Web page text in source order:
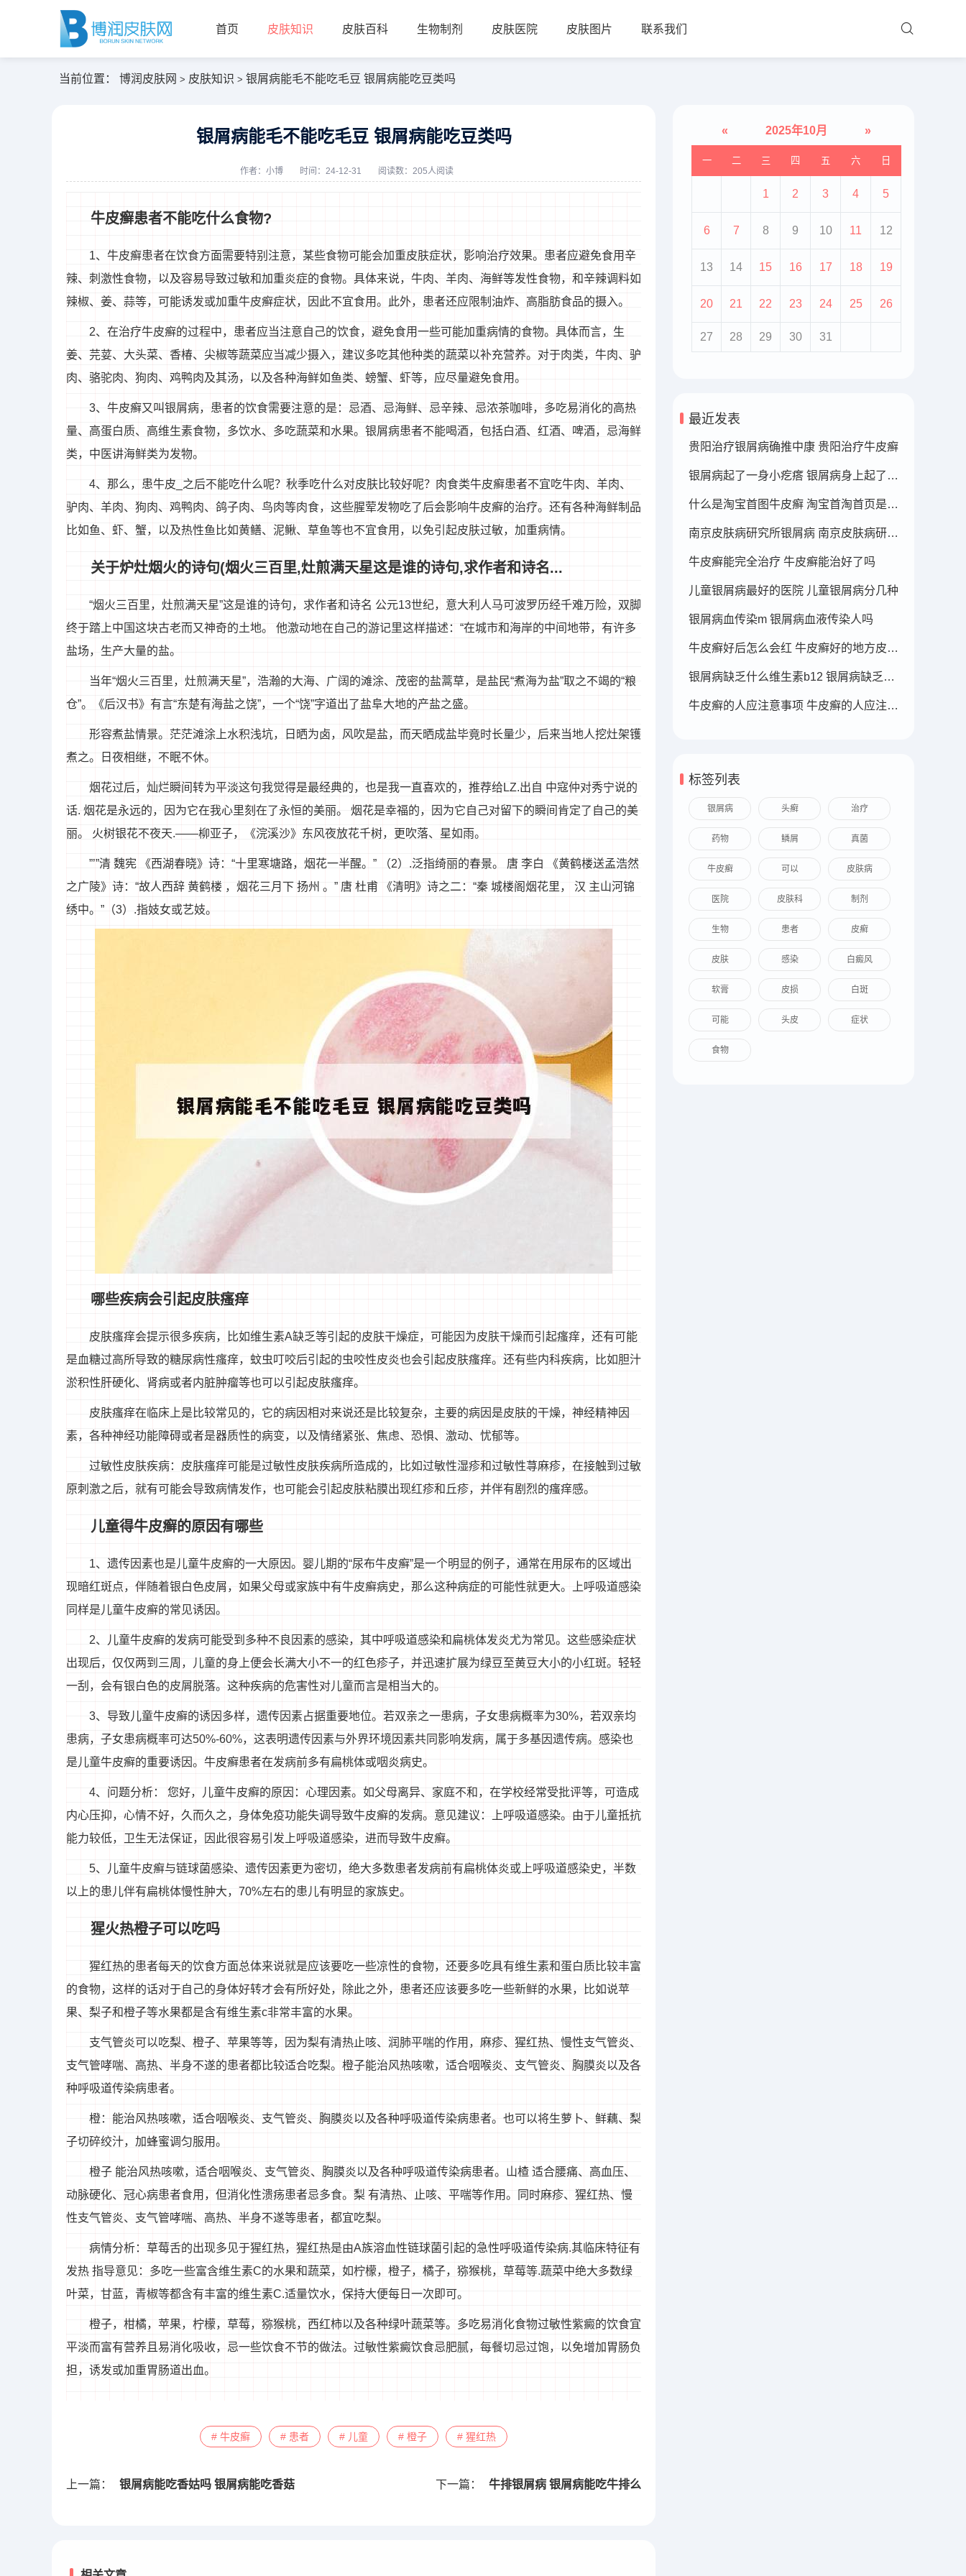
首页 皮肤知识 皮肤百科 生物制剂 皮肤医院 皮肤图片 联系我们
当前位置： 博润皮肤网 > 皮肤知识 > 银屑病能毛不能吃毛豆 银屑病能吃豆类吗
银屑病能毛不能吃毛豆 银屑病能吃豆类吗
作者： 小博 时间：24-12-31 阅读数：205人阅读
牛皮癣患者不能吃什么食物?
1、牛皮癣患者在饮食方面需要特别注意，某些食物可能会加重皮肤症状，影响治疗效果。患者应避免食用辛
辣、刺激性食物，以及容易导致过敏和加重炎症的食物。具体来说，牛肉、羊肉、海鲜等发性食物，和辛辣调料如
辣椒、姜、蒜等，可能诱发或加重牛皮癣症状，因此不宜食用。此外，患者还应限制油炸、高脂肪食品的摄入。
2、在治疗牛皮癣的过程中，患者应当注意自己的饮食，避免食用一些可能加重病情的食物。具体而言，生
姜、芫荽、大头菜、香椿、尖椒等蔬菜应当减少摄入，建议多吃其他种类的蔬菜以补充营养。对于肉类，牛肉、驴
肉、骆驼肉、狗肉、鸡鸭肉及其汤，以及各种海鲜如鱼类、螃蟹、虾等，应尽量避免食用。
3、牛皮癣又叫银屑病，患者的饮食需要注意的是：忌酒、忌海鲜、忌辛辣、忌浓茶咖啡，多吃易消化的高热
量、高蛋白质、高维生素食物，多饮水、多吃蔬菜和水果。银屑病患者不能喝酒，包括白酒、红酒、啤酒，忌海鲜
类，中医讲海鲜类为发物。
4、那么，患牛皮_之后不能吃什么呢？秋季吃什么对皮肤比较好呢？肉食类牛皮癣患者不宜吃牛肉、羊肉、
驴肉、羊肉、狗肉、鸡鸭肉、鸽子肉、鸟肉等肉食，这些腥荤发物吃了后会影响牛皮癣的治疗。还有各种海鲜制品
比如鱼、虾、蟹，以及热性鱼比如黄鳝、泥鳅、草鱼等也不宜食用，以免引起皮肤过敏，加重病情。
关于炉灶烟火的诗句(烟火三百里,灶煎满天星这是谁的诗句,求作者和诗名...
“烟火三百里，灶煎满天星”这是谁的诗句，求作者和诗名 公元13世纪，意大利人马可波罗历经千难万险，双脚
终于踏上中国这块古老而又神奇的土地。 他激动地在自己的游记里这样描述：“在城市和海岸的中间地带，有许多
盐场，生产大量的盐。
当年“烟火三百里，灶煎满天星”，浩瀚的大海、广阔的滩涂、茂密的盐蒿草，是盐民“煮海为盐”取之不竭的“粮
仓”。《后汉书》有言“东楚有海盐之饶”，一个“饶”字道出了盐阜大地的产盐之盛。
形容煮盐情景。茫茫滩涂上水积浅坑，日晒为卤，风吹是盐，而天晒成盐毕竟时长量少，后来当地人挖灶架镬
煮之。日夜相继，不眠不休。
烟花过后，灿烂瞬间转为平淡这句我觉得是最经典的，也是我一直喜欢的，推荐给LZ.出自 中寇仲对秀宁说的
话. 烟花是永远的，因为它在我心里刻在了永恒的美丽。 烟花是幸福的，因为它自己对留下的瞬间肯定了自己的美
丽。 火树银花不夜天.——柳亚子，《浣溪沙》东风夜放花千树，更吹落、星如雨。
”’”清 魏宪 《西湖春晓》诗：“十里寒塘路，烟花一半醒。” （2）.泛指绮丽的春景。 唐 李白 《黄鹤楼送孟浩然
之广陵》诗：“故人西辞 黄鹤楼 ，烟花三月下 扬州 。” 唐 杜甫 《清明》诗之二：“秦 城楼阁烟花里， 汉 主山河锦
绣中。”（3）.指妓女或艺妓。
哪些疾病会引起皮肤瘙痒
皮肤瘙痒会提示很多疾病，比如维生素A缺乏等引起的皮肤干燥症，可能因为皮肤干燥而引起瘙痒，还有可能
是血糖过高所导致的糖尿病性瘙痒，蚊虫叮咬后引起的虫咬性皮炎也会引起皮肤瘙痒。还有些内科疾病，比如胆汁
淤积性肝硬化、肾病或者内脏肿瘤等也可以引起皮肤瘙痒。
皮肤瘙痒在临床上是比较常见的，它的病因相对来说还是比较复杂，主要的病因是皮肤的干燥，神经精神因
素，各种神经功能障碍或者是器质性的病变，以及情绪紧张、焦虑、恐惧、激动、忧郁等。
过敏性皮肤疾病：皮肤瘙痒可能是过敏性皮肤疾病所造成的，比如过敏性湿疹和过敏性荨麻疹，在接触到过敏
原刺激之后，就有可能会导致病情发作，也可能会引起皮肤粘膜出现红疹和丘疹，并伴有剧烈的瘙痒感。
儿童得牛皮癣的原因有哪些
1、遗传因素也是儿童牛皮癣的一大原因。婴儿期的“尿布牛皮癣”是一个明显的例子，通常在用尿布的区域出
现暗红斑点，伴随着银白色皮屑，如果父母或家族中有牛皮癣病史，那么这种病症的可能性就更大。上呼吸道感染
同样是儿童牛皮癣的常见诱因。
2、儿童牛皮癣的发病可能受到多种不良因素的感染，其中呼吸道感染和扁桃体发炎尤为常见。这些感染症状
出现后，仅仅两到三周，儿童的身上便会长满大小不一的红色疹子，并迅速扩展为绿豆至黄豆大小的小红斑。轻轻
一刮，会有银白色的皮屑脱落。这种疾病的危害性对儿童而言是相当大的。
3、导致儿童牛皮癣的诱因多样，遗传因素占据重要地位。若双亲之一患病，子女患病概率为30%，若双亲均
患病，子女患病概率可达50%-60%，这表明遗传因素与外界环境因素共同影响发病，属于多基因遗传病。感染也
是儿童牛皮癣的重要诱因。牛皮癣患者在发病前多有扁桃体或咽炎病史。
4、问题分析： 您好，儿童牛皮癣的原因：心理因素。如父母离异、家庭不和，在学校经常受批评等，可造成
内心压抑，心情不好，久而久之，身体免疫功能失调导致牛皮癣的发病。意见建议：上呼吸道感染。由于儿童抵抗
能力较低，卫生无法保证，因此很容易引发上呼吸道感染，进而导致牛皮癣。
5、儿童牛皮癣与链球菌感染、遗传因素更为密切，绝大多数患者发病前有扁桃体炎或上呼吸道感染史，半数
以上的患儿伴有扁桃体慢性肿大，70%左右的患儿有明显的家族史。
猩火热橙子可以吃吗
猩红热的患者每天的饮食方面总体来说就是应该要吃一些凉性的食物，还要多吃具有维生素和蛋白质比较丰富
的食物，这样的话对于自己的身体好转才会有所好处，除此之外，患者还应该要多吃一些新鲜的水果，比如说苹
果、梨子和橙子等水果都是含有维生素c非常丰富的水果。
支气管炎可以吃梨、橙子、苹果等等，因为梨有清热止咳、润肺平喘的作用，麻疹、猩红热、慢性支气管炎、
支气管哮喘、高热、半身不遂的患者都比较适合吃梨。橙子能治风热咳嗽，适合咽喉炎、支气管炎、胸膜炎以及各
种呼吸道传染病患者。
橙：能治风热咳嗽，适合咽喉炎、支气管炎、胸膜炎以及各种呼吸道传染病患者。也可以将生萝卜、鲜藕、梨
子切碎绞汁，加蜂蜜调匀服用。
橙子 能治风热咳嗽，适合咽喉炎、支气管炎、胸膜炎以及各种呼吸道传染病患者。山楂 适合腰痛、高血压、
动脉硬化、冠心病患者食用，但消化性溃疡患者忌多食。梨 有清热、止咳、平喘等作用。同时麻疹、猩红热、慢
性支气管炎、支气管哮喘、高热、半身不遂等患者，都宜吃梨。
病情分析：草莓舌的出现多见于猩红热，猩红热是由A族溶血性链球菌引起的急性呼吸道传染病.其临床特征有
发热 指导意见：多吃一些富含维生素C的水果和蔬菜，如柠檬，橙子，橘子，猕猴桃，草莓等.蔬菜中绝大多数绿
叶菜，甘蓝，青椒等都含有丰富的维生素C.适量饮水，保持大便每日一次即可。
橙子，柑橘，苹果，柠檬，草莓，猕猴桃，西红柿以及各种绿叶蔬菜等。多吃易消化食物过敏性紫癜的饮食宜
平淡而富有营养且易消化吸收，忌一些饮食不节的做法。过敏性紫癜饮食忌肥腻，每餐切忌过饱，以免增加胃肠负
担，诱发或加重胃肠道出血。
# 牛皮癣 # 患者 # 儿童 # 橙子 # 猩红热
上一篇： 银屑病能吃香姑吗 银屑病能吃香菇 下一篇： 牛排银屑病 银屑病能吃牛排么
« 2025年10月 »
一 二 三 四 五 六 日
1 2 3 4 5
6 7 8 9 10 11 12
13 14 15 16 17 18 19
20 21 22 23 24 25 26
27 28 29 30 31
最近发表
贵阳治疗银屑病确推中康 贵阳治疗牛皮癣
银屑病起了一身小疙瘩 银屑病身上起了好多疙瘩
什么是淘宝首图牛皮癣 淘宝首淘首页是什么
南京皮肤病研究所银屑病 南京皮肤病研究所看银屑病哪个医生厉害
牛皮癣能完全治疗 牛皮癣能治好了吗
儿童银屑病最好的医院 儿童银屑病分几种
银屑病血传染m 银屑病血液传染人吗
牛皮癣好后怎么会红 牛皮癣好的地方皮肤变红
银屑病缺乏什么维生素b12 银屑病缺乏什么维生素b12可以补充
牛皮癣的人应注意事项 牛皮癣的人应注意事项
标签列表
银屑病 头癣 治疗
药物 鳞屑 真菌
牛皮癣 可以 皮肤病
医院 皮肤科 制剂
生物 患者 皮癣
皮肤 感染 白癜风
软膏 皮损 白斑
可能 头皮 症状
食物